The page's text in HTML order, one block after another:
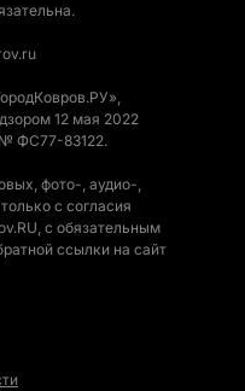
12 мая 2022
№ ФС77-83122.
фото-, аудио-,
с согласия
с обязательным
ссылки на сайт